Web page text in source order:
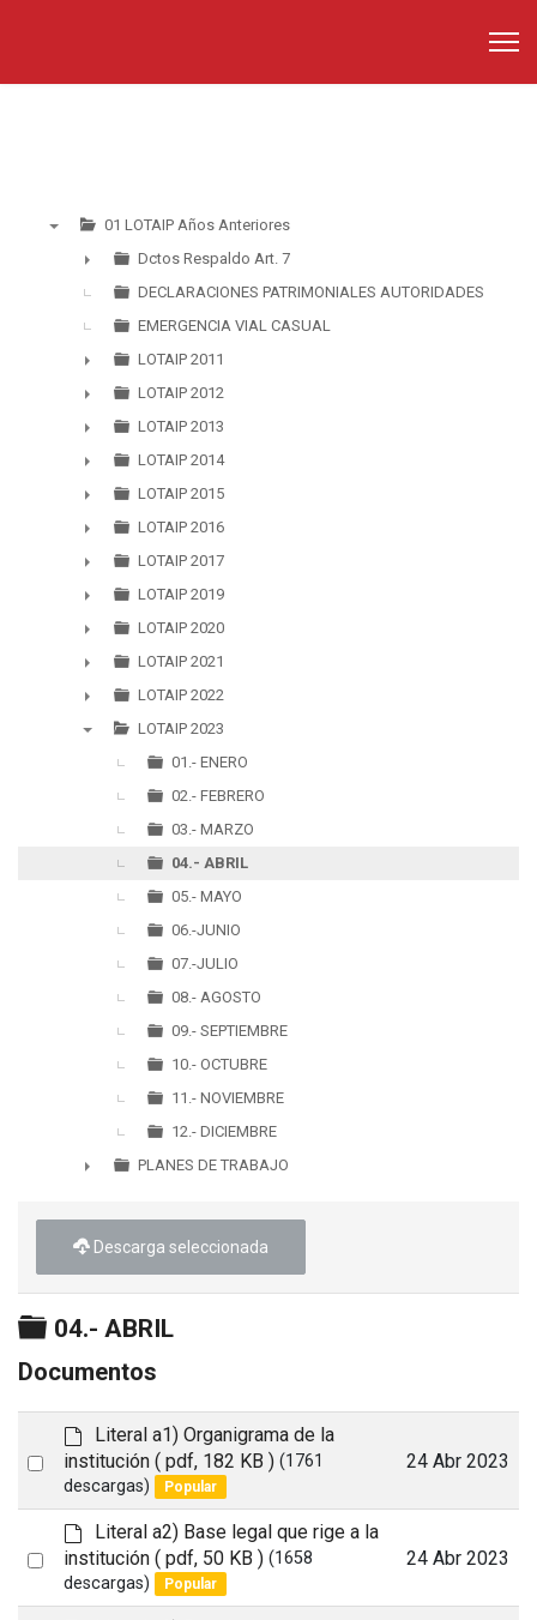
01 LOTAIP Años Anteriores
►
Dctos Respaldo Art. 7
DECLARACIONES PATRIMONIALES AUTORIDADES
EMERGENCIA VIAL CASUAL
►
LOTAIP 2011
►
LOTAIP 2012
►
LOTAIP 2013
►
LOTAIP 2014
►
LOTAIP 2015
►
LOTAIP 2016
►
LOTAIP 2017
►
LOTAIP 2019
►
LOTAIP 2020
►
LOTAIP 2021
►
LOTAIP 2022
LOTAIP 2023
01.- ENERO
02.- FEBRERO
03.- MARZO
04.- ABRIL
05.- MAYO
06.-JUNIO
07.-JULIO
08.- AGOSTO
09.- SEPTIEMBRE
10.- OCTUBRE
11.- NOVIEMBRE
12.- DICIEMBRE
PLANES DE TRABAJO
Descarga seleccionada
Carpeta
04.- ABRIL
Documentos
Select
d
e
f
a
l
t
Literal a1) Organigrama de la
institución ( pdf, 182 KB ) (1761
descargas)
Popular
24 Abr 2023
Select
d
e
f
a
Literal a2) Base legal que rige a la
institución ( pdf, 50 KB ) (1658
descargas)
Popular
24 Abr 2023